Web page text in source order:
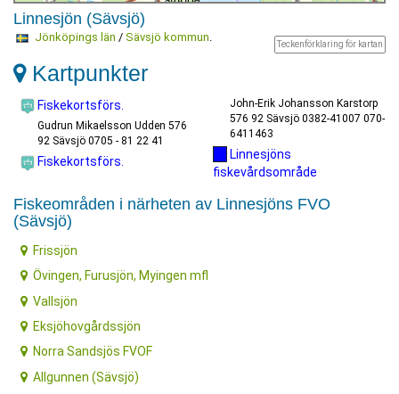
Linnesjön (Sävsjö)
Teckenförklaring för kartan
Jönköpings län / Sävsjö kommun.
Kartpunkter
Fiskekortsförs.
Gudrun Mikaelsson Udden 576
92 Sävsjö 0705 - 81 22 41
Fiskekortsförs.
John-Erik Johansson Karstorp
576 92 Sävsjö 0382-41007 070-
6411463
Linnesjöns
fiskevårdsområde
Fiskeområden i närheten av Linnesjöns FVO
(Sävsjö)
Frissjön
Övingen, Furusjön, Myingen mfl
Vallsjön
Eksjöhovgårdssjön
Norra Sandsjös FVOF
Allgunnen (Sävsjö)